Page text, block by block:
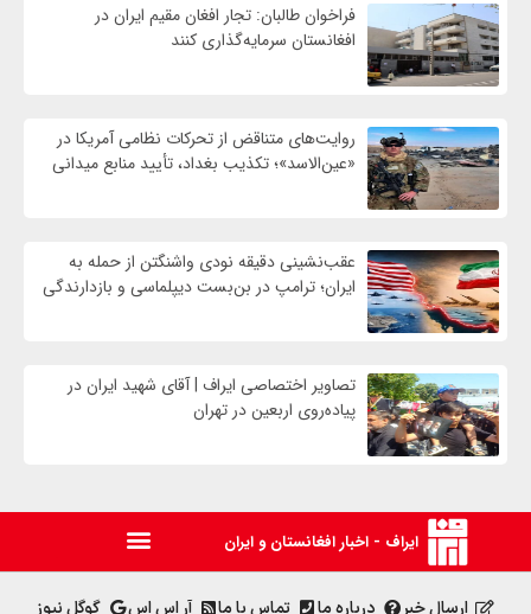
فراخوان طالبان: تجار افغان مقیم ایران در
افغانستان سرمایه‌گذاری کنند
روایت‌های متناقض از تحرکات نظامی آمریکا در
«عین‌الاسد»؛ تکذیب بغداد، تأیید منابع میدانی
عقب‌نشینی دقیقه نودی واشنگتن از حمله به
ایران؛ ترامپ در بن‌بست دیپلماسی و بازدارندگی
تصاویر اختصاصی ایراف | آقای شهید ایران در
پیاده‌روی اربعین در تهران
ایراف - اخبار افغانستان و ایران
ارسال خبر درباره ما تماس با ما آر اس اس گوگل نیوز